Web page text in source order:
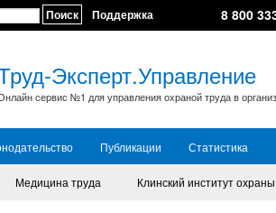
Поиск Поддержка 8 800
Эксперт.Управление
сервис №1 для управления охраной труда в
Публикации Статистика
Медицина труда Клинский институт